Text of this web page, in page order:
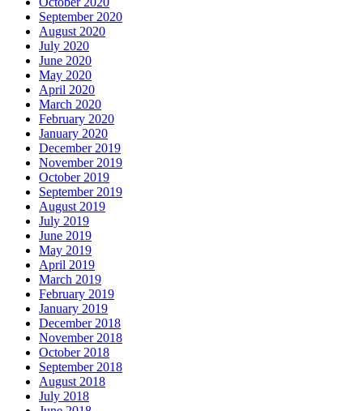
September 2020
August 2020
July 2020
June 2020
May 2020
April 2020
March 2020
February 2020
January 2020
December 2019
November 2019
October 2019
September 2019
August 2019
July 2019
June 2019
May 2019
April 2019
March 2019
February 2019
January 2019
December 2018
November 2018
October 2018
September 2018
August 2018
July 2018